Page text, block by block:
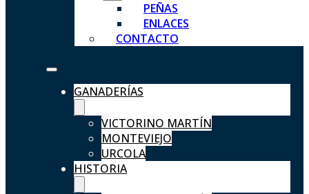
PEÑAS
ENLACES
CONTACTO
GANADERÍAS
VICTORINO MARTÍN
MONTEVIEJO
URCOLA
HISTORIA